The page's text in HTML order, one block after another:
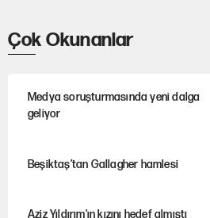
Çok Okunanlar
Medya soruşturmasında yeni dalga
geliyor
Beşiktaş’tan Gallagher hamlesi
Aziz Yıldırım'ın kızını hedef almıştı